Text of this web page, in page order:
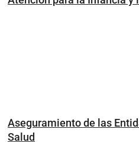
Aseguramiento de las
Salud